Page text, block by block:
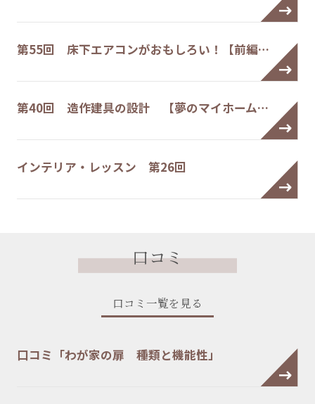
第55回 床下エアコンがおもしろい！【前編…
第40回 造作建具の設計 【夢のマイホーム…
インテリア・レッスン 第26回
口コミ
口コミ一覧を見る
口コミ「わが家の扉 種類と機能性」